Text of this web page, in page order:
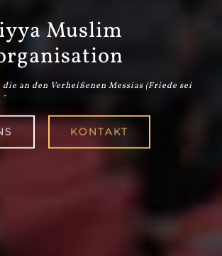
Muslim
an den Verheißenen Messias (Friede sei
-
KONTAKT